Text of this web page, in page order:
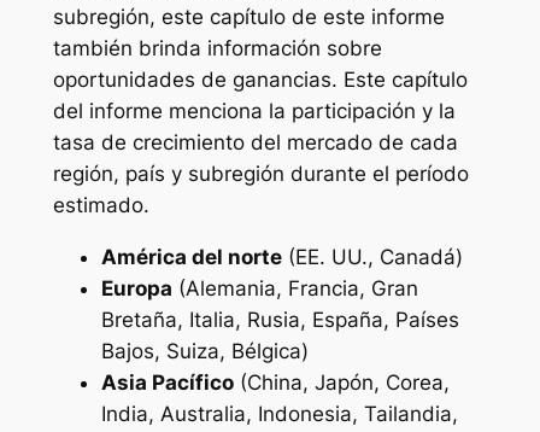
subregión, este capítulo de este informe
también brinda información sobre
oportunidades de ganancias. Este capítulo
del informe menciona la participación y la
tasa de crecimiento del mercado de cada
región, país y subregión durante el período
estimado.
América del norte(EE. UU., Canadá)
Europa (Alemania, Francia, Gran
Bretaña, Italia, Rusia, España, Países
Bajos, Suiza, Bélgica)
Asia Pacífico(China, Japón, Corea,
India, Australia, Indonesia, Tailandia,